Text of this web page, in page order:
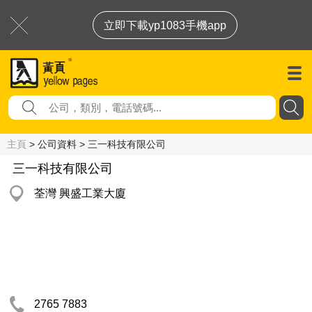
立即下載yp1083手機app
主頁 > 公司資料 > 三一科技有限公司
三一科技有限公司
荃灣 興盛工業大廈
2765 7883